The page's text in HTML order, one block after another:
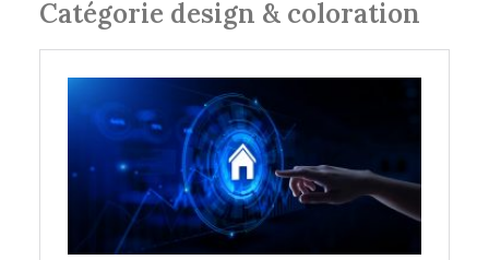
Catégorie design & coloration